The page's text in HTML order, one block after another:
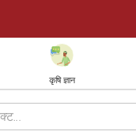
कृषि ज्ञान